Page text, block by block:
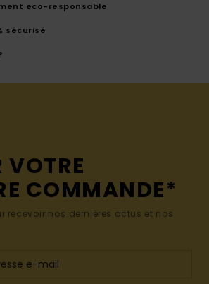
eco-responsable
sécurisé
VOTRE
COMMANDE*
recevoir nos dernières actus et nos